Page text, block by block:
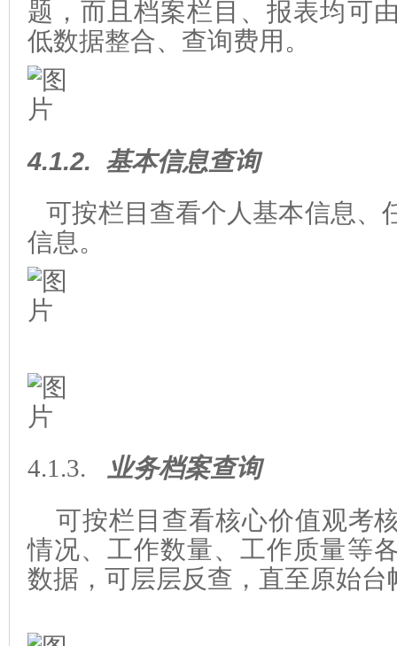
题，而且档案栏目、报表均可
低数据整合、查询费用。
4.1.2. 基本信息查询
可按栏目查看个人基本信息、
信息。
4.1.3.
业务档案查询
可按栏目查看核心价值观考
情况、工作数量、工作质量等
数据，可层层反查，直至原始台